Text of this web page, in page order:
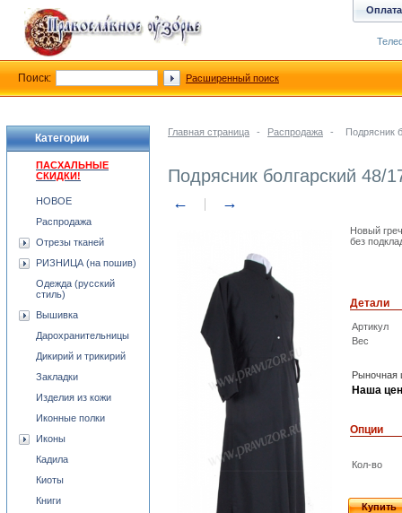
Главная страница - Распродажа - Подрясник
Подрясник болгарский 48/
← →
Новый
без
Детали
Артикул
Вес
Рыночная
Наша
Опции
Кол-во
Купить
Категории
ПАСХАЛЬНЫЕ
СКИДКИ!
НОВОЕ
Распродажа
Отрезы тканей
РИЗНИЦА (на пошив)
Одежда (русский
стиль)
Вышивка
Дарохранительницы
Дикирий и трикирий
Закладки
Изделия из кожи
Иконные полки
Иконы
Кадила
Киоты
Книги
Оплата
Поиск: Расширенный поиск